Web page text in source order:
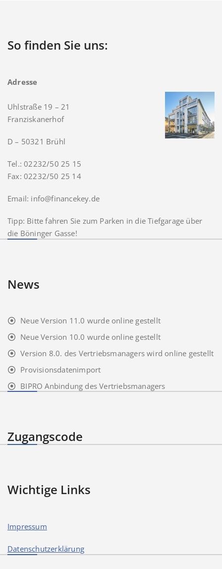
So finden Sie uns:
Adresse
Uhlstraße 19 – 21
Franziskanerhof
D – 50321 Brühl
Tel.: 02232/50 25 15
Fax: 02232/50 25 14
Email: info@financekey.de
Tipp: Bitte fahren Sie zum Parken in die Tiefgarage über
die Böninger Gasse!
News
Neue Version 11.0 wurde online gestellt
Neue Version 10.0 wurde online gestellt
Version 8.0. des Vertriebsmanagers wird online gestellt
Provisionsdatenimport
BIPRO Anbindung des Vertriebsmanagers
Zugangscode
Wichtige Links
Impressum
Datenschutzerklärung